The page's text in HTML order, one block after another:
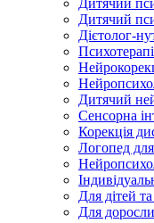
Дитячий
Дитячий
Дієтолог-
Дитячий
Сенсорна
Корекція
Логопед для
Для дітей та
Для